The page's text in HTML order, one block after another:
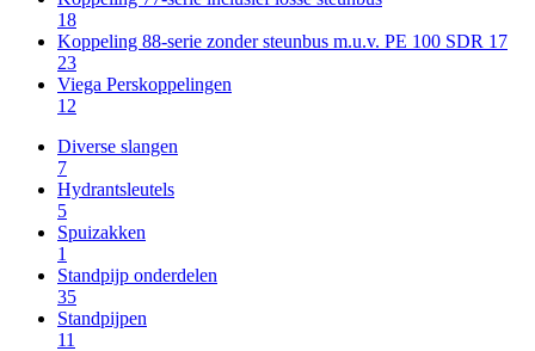
18
Koppeling 88-serie zonder steunbus m.u.v. PE 100 SDR 17
23
Viega Perskoppelingen
12
Diverse slangen
7
Hydrantsleutels
5
Spuizakken
1
Standpijp onderdelen
35
Standpijpen
11